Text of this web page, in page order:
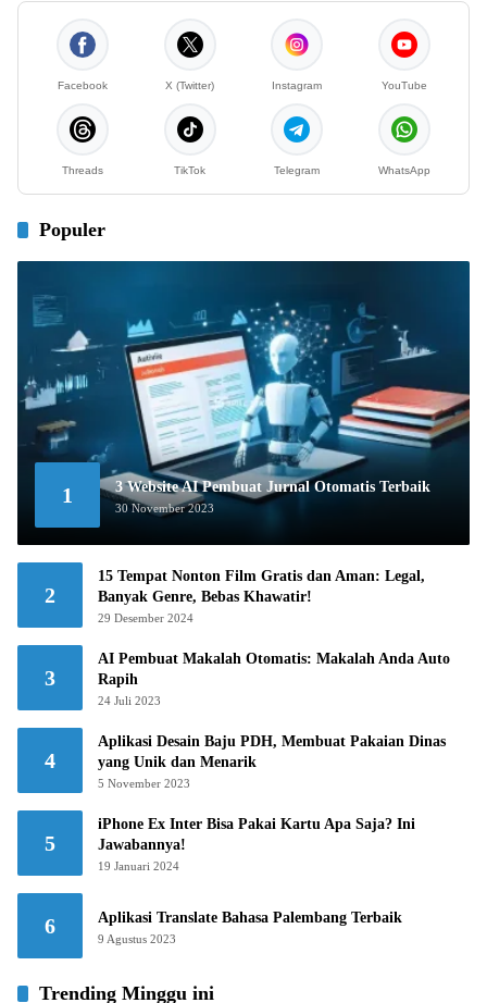
Facebook X (Twitter) Instagram YouTube
Threads TikTok Telegram WhatsApp
Populer
1 3 Website AI Pembuat Jurnal Otomatis Terbaik
30 November 2023
2
15 Tempat Nonton Film Gratis dan Aman: Legal,
Banyak Genre, Bebas Khawatir!
29 Desember 2024
3
AI Pembuat Makalah Otomatis: Makalah Anda Auto
Rapih
24 Juli 2023
4
Aplikasi Desain Baju PDH, Membuat Pakaian Dinas
yang Unik dan Menarik
5 November 2023
5
iPhone Ex Inter Bisa Pakai Kartu Apa Saja? Ini
Jawabannya!
19 Januari 2024
6 Aplikasi Translate Bahasa Palembang Terbaik
9 Agustus 2023
Trending Minggu ini